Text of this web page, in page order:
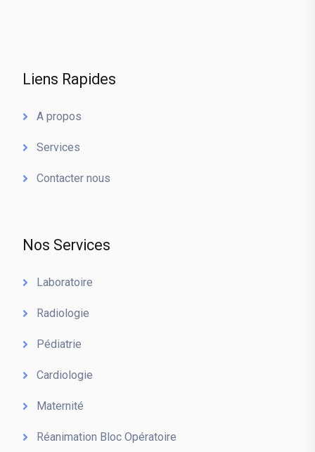
Liens Rapides
A propos
Services
Contacter nous
Nos Services
Laboratoire
Radiologie
Pédiatrie
Cardiologie
Maternité
Réanimation Bloc Opératoire